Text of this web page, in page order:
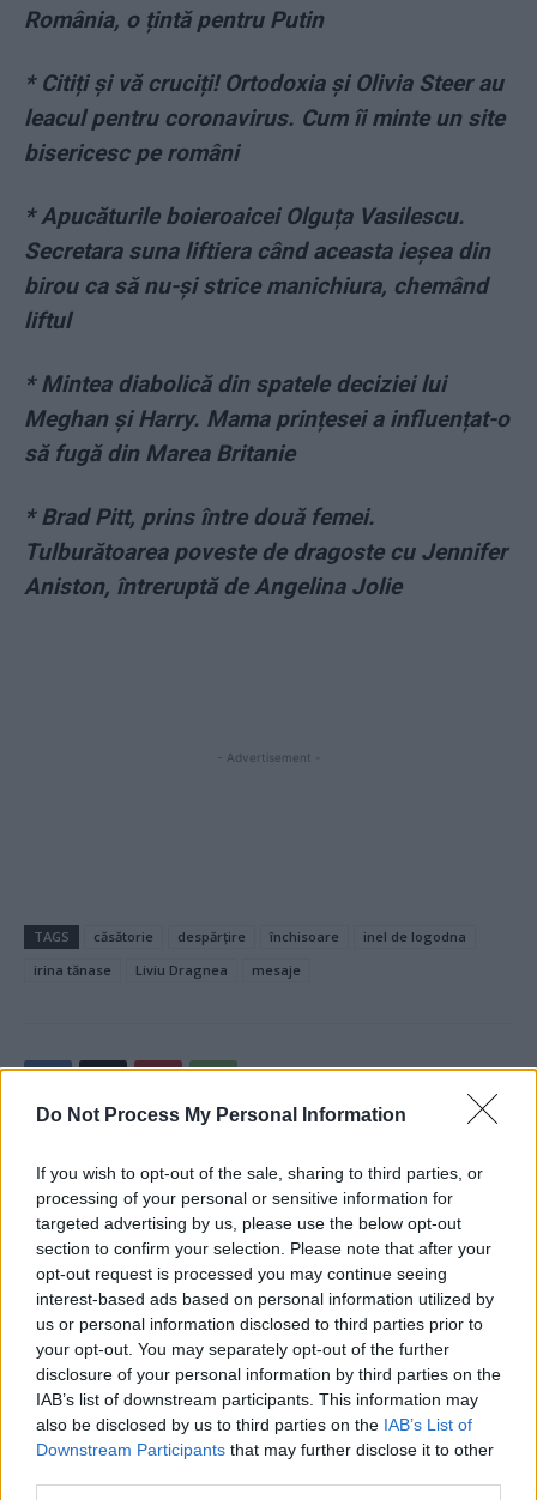
Do Not Process My Personal Information
If you wish to opt-out of the sale, sharing to third parties, or
processing of your personal or sensitive information for
targeted advertising by us, please use the below opt-out
section to confirm your selection. Please note that after your
opt-out request is processed you may continue seeing
interest-based ads based on personal information utilized by
us or personal information disclosed to third parties prior to
your opt-out. You may separately opt-out of the further
disclosure of your personal information by third parties on the
IAB’s list of downstream participants. This information may
also be disclosed by us to third parties on the IAB’s List of
Downstream Participants that may further disclose it to other
România, o țintă pentru Putin
* Citiți și vă cruciți! Ortodoxia și Olivia Steer au
leacul pentru coronavirus. Cum îi minte un site
bisericesc pe români
* Apucăturile boieroaicei Olguța Vasilescu.
Secretara suna liftiera când aceasta ieșea din
birou ca să nu-și strice manichiura, chemând
liftul
* Mintea diabolică din spatele deciziei lui
Meghan și Harry. Mama prințesei a influențat-o
să fugă din Marea Britanie
* Brad Pitt, prins între două femei.
Tulburătoarea poveste de dragoste cu Jennifer
Aniston, întreruptă de Angelina Jolie
- Advertisement -
TAGS căsătorie despărțire închisoare
inel de logodna
irina tănase
Liviu Dragnea mesaje
Articolul precedent
A mai murit o ziaristă.
Discretă, tăcută, măcinată de
boli, sărăcie și nedreptate.
Avea doar 51 de ani
Articolul următor
VIDEO. Ultimul zbor al lui
Kobe Bryant și al fiicei sale de
13 ani. De ce s-a prăbușit
elicopterul?
Redacţia